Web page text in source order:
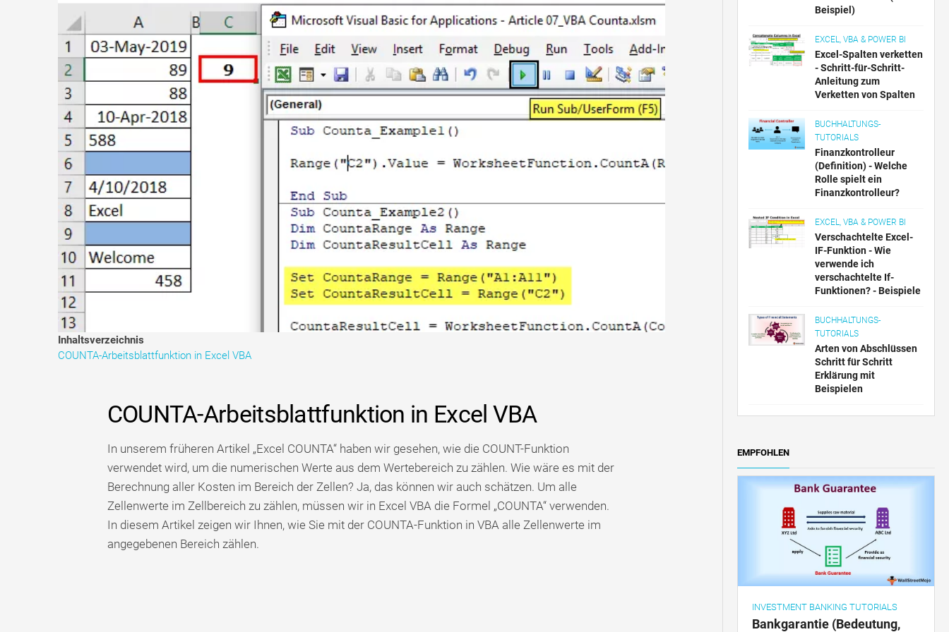
Inhaltsverzeichnis
COUNTA-Arbeitsblattfunktion in Excel VBA
COUNTA-Arbeitsblattfunktion in Excel VBA
In unserem früheren Artikel „Excel COUNTA“ haben wir gesehen, wie die COUNT-Funktion
verwendet wird, um die numerischen Werte aus dem Wertebereich zu zählen. Wie wäre es mit der
Berechnung aller Kosten im Bereich der Zellen? Ja, das können wir auch schätzen. Um alle
Zellenwerte im Zellbereich zu zählen, müssen wir in Excel VBA die Formel „COUNTA“ verwenden.
In diesem Artikel zeigen wir Ihnen, wie Sie mit der COUNTA-Funktion in VBA alle Zellenwerte im
angegebenen Bereich zählen.
Beispiel)
EXCEL, VBA & POWER BI
Excel-Spalten verketten
- Schritt-für-Schritt-
Anleitung zum
Verketten von Spalten
BUCHHALTUNGS-
TUTORIALS
Finanzkontrolleur
(Definition) - Welche
Rolle spielt ein
Finanzkontrolleur?
EXCEL, VBA & POWER BI
Verschachtelte Excel-
IF-Funktion - Wie
verwende ich
verschachtelte If-
Funktionen? - Beispiele
BUCHHALTUNGS-
TUTORIALS
Arten von Abschlüssen
Schritt für Schritt
Erklärung mit
Beispielen
EMPFOHLEN
INVESTMENT BANKING TUTORIALS
Bankgarantie (Bedeutung,